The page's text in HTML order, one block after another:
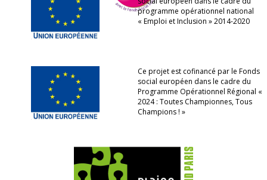
programme opérationnel national
« Emploi et Inclusion » 2014-2020
Ce projet est cofinancé par le Fonds
social européen dans le cadre du
Programme Opérationnel Régional «
2024 : Toutes Championnes, Tous
Champions ! »